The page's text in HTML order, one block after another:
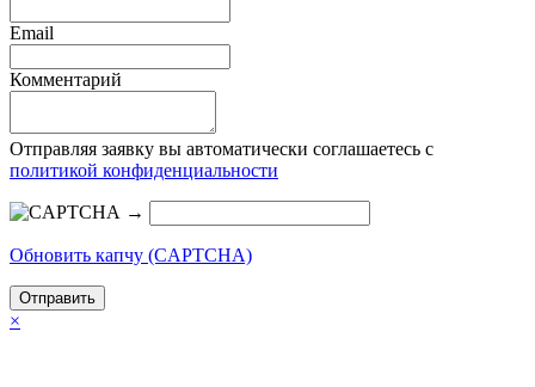
Email
Комментарий
Отправляя заявку вы автоматически соглашаетесь с
политикой конфиденциальности
→
Обновить капчу (CAPTCHA)
×